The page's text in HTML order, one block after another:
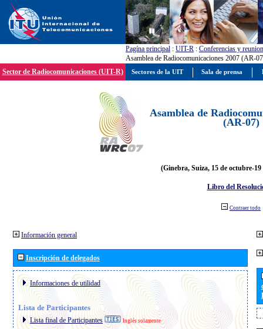
Pagína principal : UIT-R : Conferencias y
Asamblea de Radiocomunicaciones 2007 (AR-
Sector de Radiocomunicaciones (UIT-R)
Asamblea de
(AR-07)
(Ginebra, Suiza, 15 de octubre-19
Libro del
Contraer todo
Información general
Inscripción de delegados
Informaciones de utilidad
Lista de Participantes
Lista final de Participantes Inglés solamente
Sectores de la UIT Sala de prensa